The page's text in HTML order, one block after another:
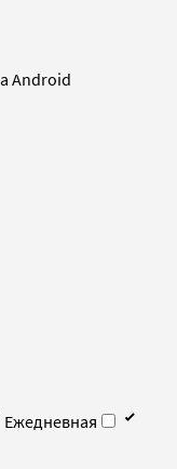
Android
Ежедневная